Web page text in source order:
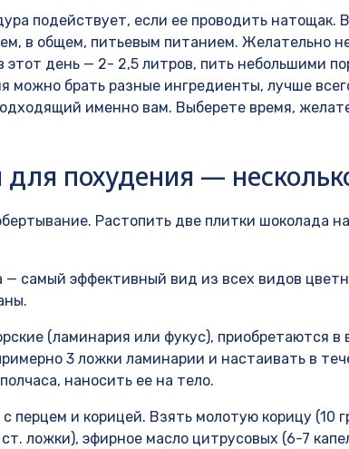
подействует, если ее проводить натощак.
в общем, питьевым питанием. Желательно
этот день — 2- 2,5 литров, пить небольшими
можно брать разные ингредиенты, лучше
именно вам. Выберете время,
похудения —
Растопить две плитки шоколада
— самый эффективный вид из всех видов
(ламинария или фукус), приобретаются
3 ложки ламинарии и настаивать в
наносить ее на тело.
перцем и корицей. Взять молотую корицу (10
ложки), эфирное масло цитрусовых (6-7